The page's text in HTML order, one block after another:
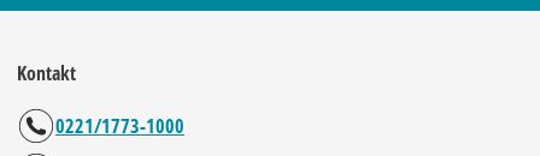
Kontakt
0221/1773-1000